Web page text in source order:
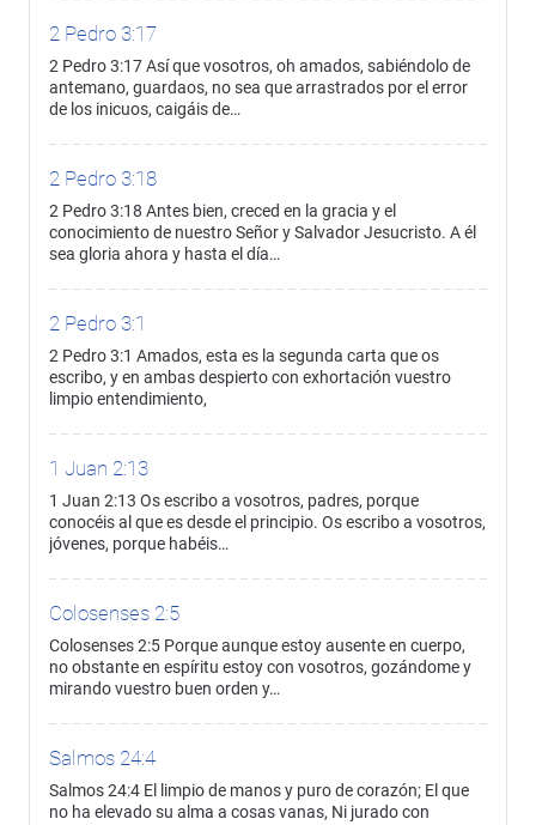
2 Pedro 3:17
2 Pedro 3:17 Así que vosotros, oh amados, sabiéndolo de
antemano, guardaos, no sea que arrastrados por el error
de los inicuos, caigáis de…
2 Pedro 3:18
2 Pedro 3:18 Antes bien, creced en la gracia y el
conocimiento de nuestro Señor y Salvador Jesucristo. A él
sea gloria ahora y hasta el día…
2 Pedro 3:1
2 Pedro 3:1 Amados, esta es la segunda carta que os
escribo, y en ambas despierto con exhortación vuestro
limpio entendimiento,
1 Juan 2:13
1 Juan 2:13 Os escribo a vosotros, padres, porque
conocéis al que es desde el principio. Os escribo a vosotros,
jóvenes, porque habéis…
Colosenses 2:5
Colosenses 2:5 Porque aunque estoy ausente en cuerpo,
no obstante en espíritu estoy con vosotros, gozándome y
mirando vuestro buen orden y…
Salmos 24:4
Salmos 24:4 El limpio de manos y puro de corazón; El que
no ha elevado su alma a cosas vanas, Ni jurado con